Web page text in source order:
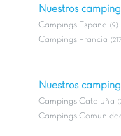
Nuestros
Campings Espana (9)
Campings Francia
Nuestros
Campings Cataluña
Campings